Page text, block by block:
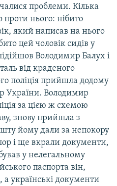
проблеми. Кілька
проти нього: нібито
який написав на нього
цей чоловік сидів у
Володимир Балух і
від краденого
поліція прийшла додому
України. Володимир
за цією ж схемою
знову прийшла з
йому дали за непокору
і ще вкрали документи,
у нелегальному
паспорта він,
а українські документи